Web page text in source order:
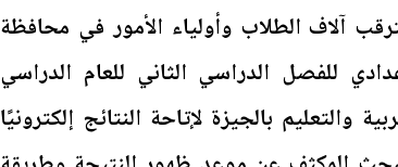
آلاف الطلاب وأولياء الأمور في محافظة
للفصل الدراسي الثاني للعام الدراسي
والتعليم بالجيزة لإتاحة النتائج إلكترونيًا